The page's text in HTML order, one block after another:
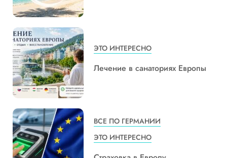
ЭТО ИНТЕРЕСНО
Лечение в санаториях Европы
ВСЕ ПО ГЕРМАНИИ
ЭТО ИНТЕРЕСНО